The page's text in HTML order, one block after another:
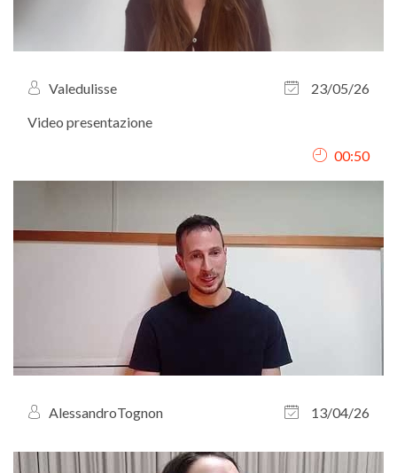
Valedulisse
23/05/26
Video presentazione
00:50
AlessandroTognon 13/04/26